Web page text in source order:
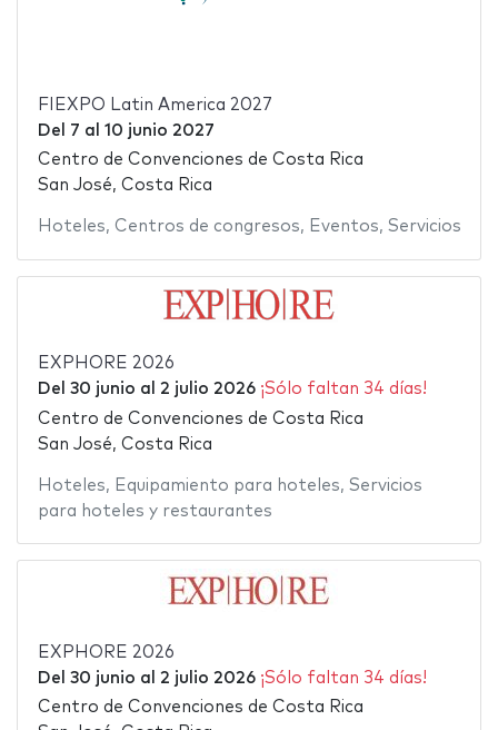
FIEXPO Latin America 2027
Del 7 al 10 junio 2027
Centro de Convenciones de Costa Rica
San José, Costa Rica
Hoteles, Centros de congresos, Eventos, Servicios
EXPHORE 2026
Del 30 junio al 2 julio 2026 ¡Sólo faltan 34 días!
Centro de Convenciones de Costa Rica
San José, Costa Rica
Hoteles, Equipamiento para hoteles, Servicios
para hoteles y restaurantes
EXPHORE 2026
Del 30 junio al 2 julio 2026 ¡Sólo faltan 34 días!
Centro de Convenciones de Costa Rica